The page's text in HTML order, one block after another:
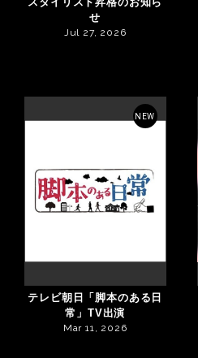
せ
Jul 27, 2026
NEW
テレビ朝日「脚本のある日
常」TV出演
Mar 11, 2026